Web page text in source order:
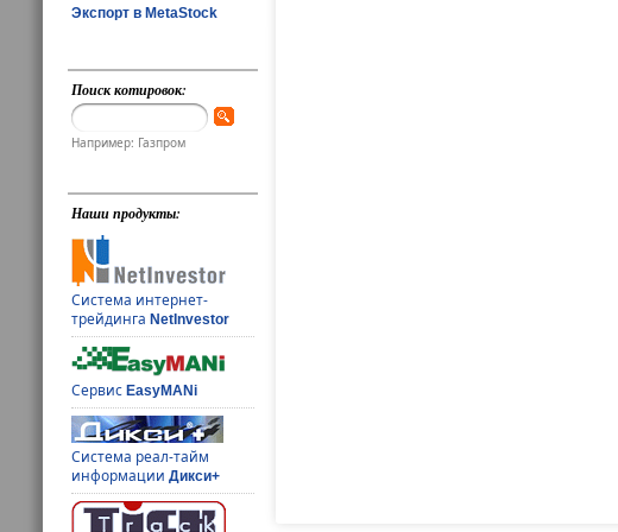
Экспорт в MetaStock
Поиск котировок:
Например: Газпром
Наши продукты:
Система интернет-
трейдингаNetInvestor
СервисEasyMANi
Система реал-тайм
информацииДикси+